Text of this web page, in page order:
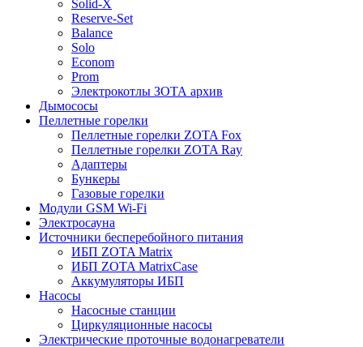
Solid-X
Reserve-Set
Balance
Solo
Econom
Prom
Электрокотлы ЗОТА архив
Дымососы
Пеллетные горелки
Пеллетные горелки ZOTA Fox
Пеллетные горелки ZOTA Ray
Адаптеры
Бункеры
Газовые горелки
Модули GSM Wi-Fi
Электросауна
Источники бесперебойного питания
ИБП ZOTA Matrix
ИБП ZOTA MatrixCase
Аккумуляторы ИБП
Насосы
Насосные станции
Циркуляционные насосы
Электрические проточные водонагреватели